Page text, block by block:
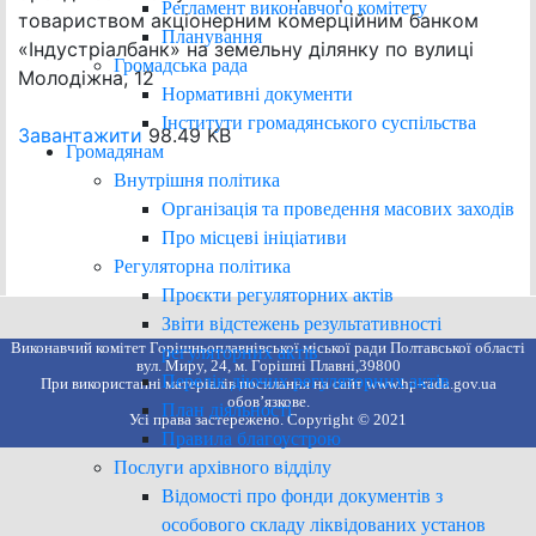
Регламент виконавчого комітету
Планування
Громадська рада
Нормативні документи
Інститути громадянського суспільства
Громадянам
Внутрішня політика
Організація та проведення масових заходів
Про місцеві ініціативи
Регуляторна політика
Проєкти регуляторних актів
Звіти відстежень результативності
регуляторних актів
Перелік діючих регуляторних актів
План діяльності
Правила благоустрою
Послуги архівного відділу
Відомості про фонди документів з
особового складу ліквідованих установ
товариством акціонерним комерційним банком
«Індустріалбанк» на земельну ділянку по вулиці
Молодіжна, 12
Завантажити 98.49 KB
Виконавчий комітет Горішньоплавнівської міської ради Полтавської області
вул. Миру, 24, м. Горішні Плавні,39800
При використанні матеріалів посилання на сайт www.hp-rada.gov.ua
обов’язкове.
Усі права застережено. Copyright © 2021